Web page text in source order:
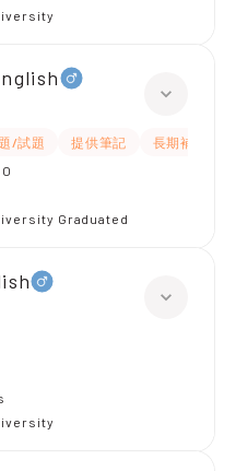
/試題 提供筆記
長期補習
Graduated